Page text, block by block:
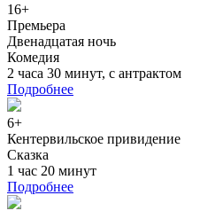
16+
Премьера
Двенадцатая ночь
Комедия
2 часа 30 минут, с антрактом
Подробнее
6+
Кентервильское привидение
Сказка
1 час 20 минут
Подробнее